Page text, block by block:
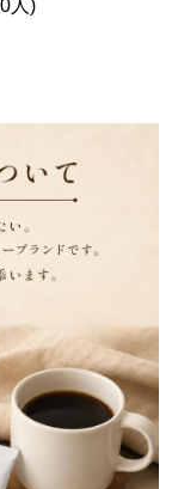
人)